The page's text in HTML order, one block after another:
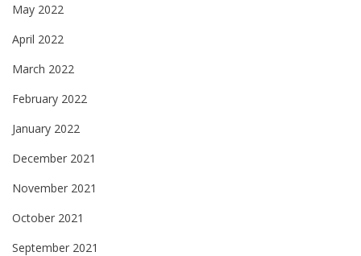
May 2022
April 2022
March 2022
February 2022
January 2022
December 2021
November 2021
October 2021
September 2021